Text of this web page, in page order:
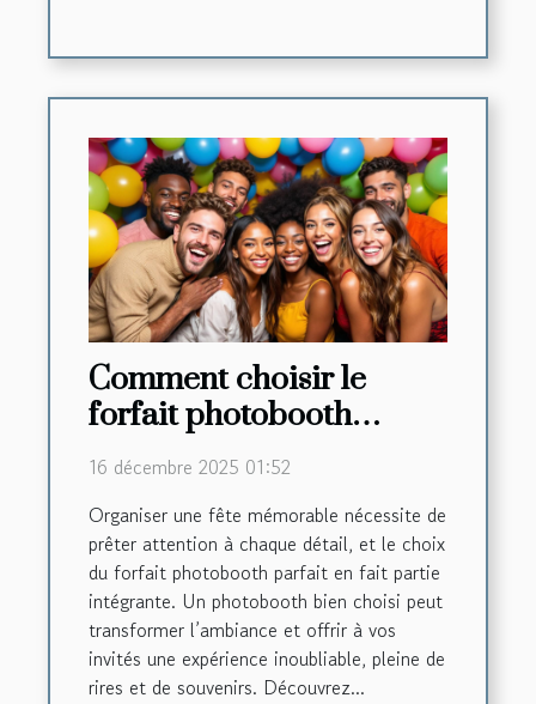
Comment choisir le
forfait photobooth
parfait pour votre fête
d'anniversaire ?
16 décembre 2025 01:52
Organiser une fête mémorable nécessite de
prêter attention à chaque détail, et le choix
du forfait photobooth parfait en fait partie
intégrante. Un photobooth bien choisi peut
transformer l’ambiance et offrir à vos
invités une expérience inoubliable, pleine de
rires et de souvenirs. Découvrez...